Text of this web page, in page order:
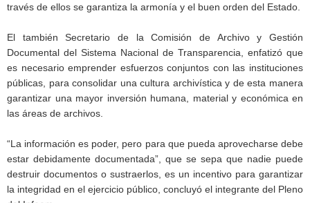
través de ellos se garantiza la armonía y el buen orden del Estado.
El también Secretario de la Comisión de Archivo y Gestión
Documental del Sistema Nacional de Transparencia, enfatizó que
es necesario emprender esfuerzos conjuntos con las instituciones
públicas, para consolidar una cultura archivística y de esta manera
garantizar una mayor inversión humana, material y económica en
las áreas de archivos.
“La información es poder, pero para que pueda aprovecharse debe
estar debidamente documentada”, que se sepa que nadie puede
destruir documentos o sustraerlos, es un incentivo para garantizar
la integridad en el ejercicio público, concluyó el integrante del Pleno